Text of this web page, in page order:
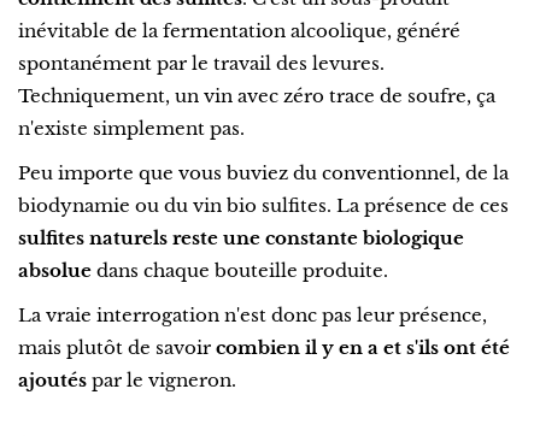
inévitable de la fermentation alcoolique, généré
spontanément par le travail des levures.
Techniquement, un vin avec zéro trace de soufre, ça
n'existe simplement pas.
Peu importe que vous buviez du conventionnel, de la
biodynamie ou du vin bio sulfites. La présence de ces
sulfites naturels reste une constante biologique
absolue dans chaque bouteille produite.
La vraie interrogation n'est donc pas leur présence,
mais plutôt de savoir combien il y en a et s'ils ont été
ajoutés par le vigneron.